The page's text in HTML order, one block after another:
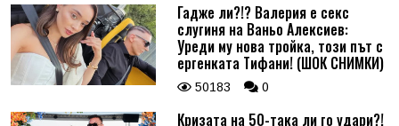
Гадже ли?!? Валерия е секс
слугиня на Ваньо Алексиев:
Уреди му нова тройка, този път с
ергенката Тифани! (ШОК СНИМКИ)
50183 0
Кризата на 50-така ли го удари?!